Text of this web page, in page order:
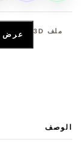
ملف 3D عرض
الوصف